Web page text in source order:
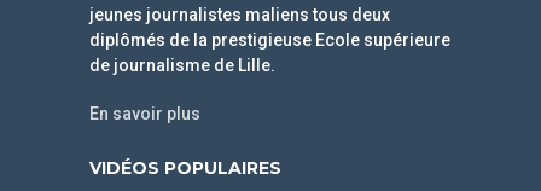
jeunes journalistes maliens tous deux
diplômés de la prestigieuse Ecole supérieure
de journalisme de Lille.
En savoir plus
VIDÉOS POPULAIRES